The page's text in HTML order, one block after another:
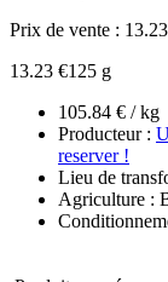
Prix de vente :
13.23 €125 g
105.84 € / kg
Producteur :
reserver !
Lieu de
Agriculture :